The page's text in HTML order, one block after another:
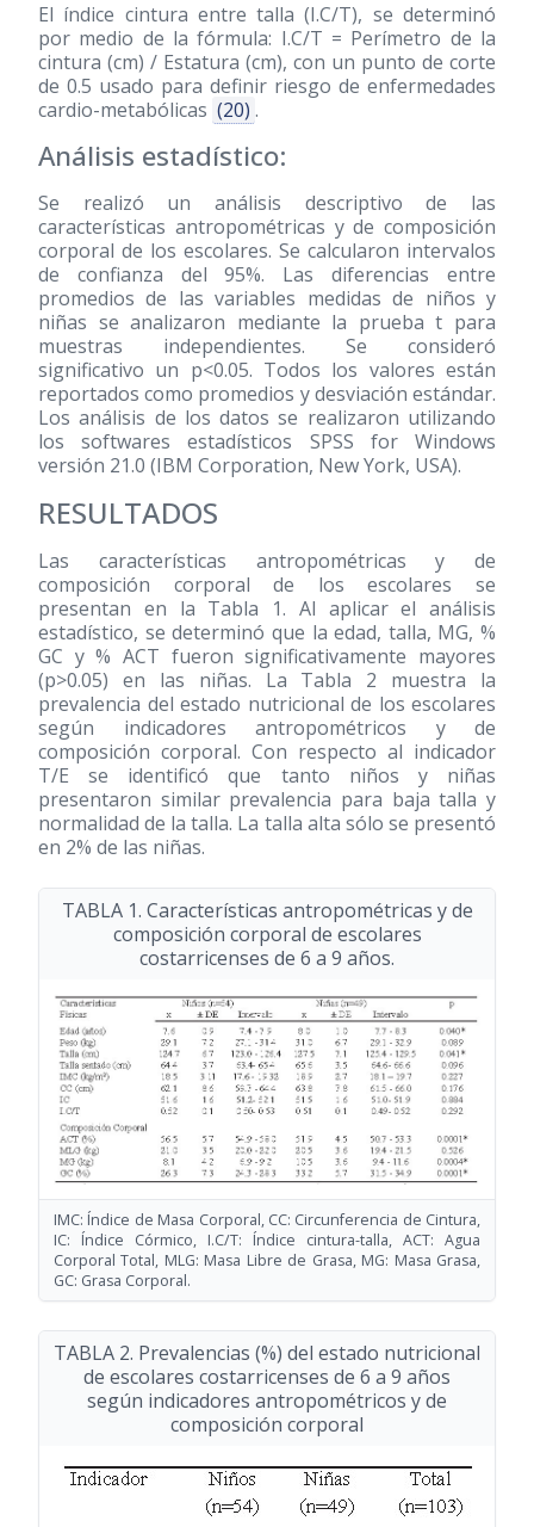
El índice cintura entre talla (I.C/T), se determinó
por medio de la fórmula: I.C/T = Perímetro de la
cintura (cm) / Estatura (cm), con un punto de corte
de 0.5 usado para definir riesgo de enfermedades
cardio-metabólicas (20) .
Análisis estadístico:
Se realizó un análisis descriptivo de las
características antropométricas y de composición
corporal de los escolares. Se calcularon intervalos
de confianza del 95%. Las diferencias entre
promedios de las variables medidas de niños y
niñas se analizaron mediante la prueba t para
muestras independientes. Se consideró
significativo un p<0.05. Todos los valores están
reportados como promedios y desviación estándar.
Los análisis de los datos se realizaron utilizando
los softwares estadísticos SPSS for Windows
versión 21.0 (IBM Corporation, New York, USA).
RESULTADOS
Las características antropométricas y de
composición corporal de los escolares se
presentan en la Tabla 1. Al aplicar el análisis
estadístico, se determinó que la edad, talla, MG, %
GC y % ACT fueron significativamente mayores
(p>0.05) en las niñas. La Tabla 2 muestra la
prevalencia del estado nutricional de los escolares
según indicadores antropométricos y de
composición corporal. Con respecto al indicador
T/E se identificó que tanto niños y niñas
presentaron similar prevalencia para baja talla y
normalidad de la talla. La talla alta sólo se presentó
en 2% de las niñas.
TABLA 1. Características antropométricas y de
composición corporal de escolares
costarricenses de 6 a 9 años.
IMC: Índice de Masa Corporal, CC: Circunferencia de Cintura,
IC: Índice Córmico, I.C/T: Índice cintura-talla, ACT: Agua
Corporal Total, MLG: Masa Libre de Grasa, MG: Masa Grasa,
GC: Grasa Corporal.
TABLA 2. Prevalencias (%) del estado nutricional
de escolares costarricenses de 6 a 9 años
según indicadores antropométricos y de
composición corporal